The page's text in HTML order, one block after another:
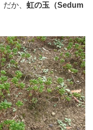
だか、 虹の玉（Sedum